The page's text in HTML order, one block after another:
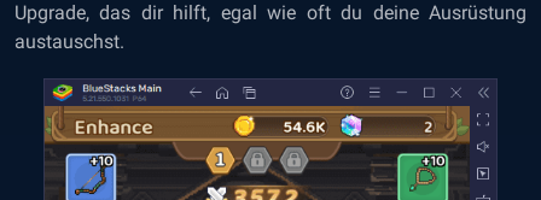
Upgrade, das dir hilft, egal wie oft du deine Ausrüstung
austauschst.